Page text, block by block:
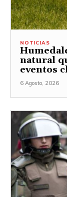
NOTICIAS
natural
eventos
6 Agosto, 2026